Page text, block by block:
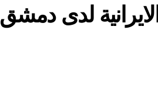
الايرانية لدى دمشق